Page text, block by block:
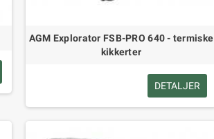
AGM Explorator FSB-PRO 640 - termiske
kikkerter
DETALJER